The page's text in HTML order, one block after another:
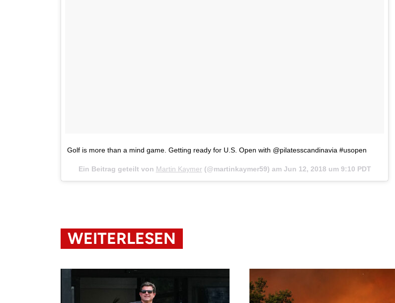
Golf is more than a mind game. Getting ready for U.S. Open with @pilatesscandinavia #usopen
Ein Beitrag geteilt von Martin Kaymer (@martinkaymer59) am Jun 12, 2018 um 9:10 PDT
WEITERLESEN